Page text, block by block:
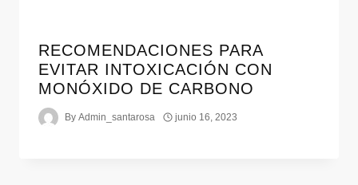
RECOMENDACIONES PARA
EVITAR INTOXICACIÓN CON
MONÓXIDO DE CARBONO
By Admin_santarosa junio 16, 2023